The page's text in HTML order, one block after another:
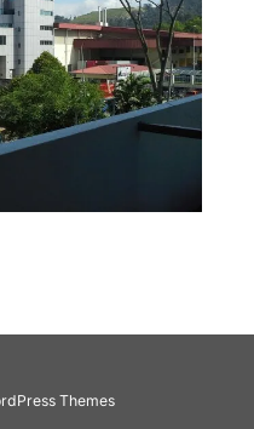
Themes